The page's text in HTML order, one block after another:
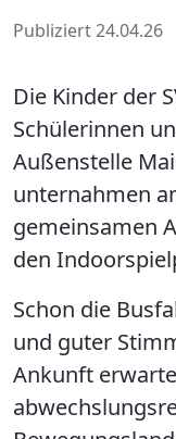
Publiziert 24.04.26
Die Kinder der
Schülerinnen
Außenstelle
unternahmen
gemeinsamen
den
Schon die
und guter
Ankunft